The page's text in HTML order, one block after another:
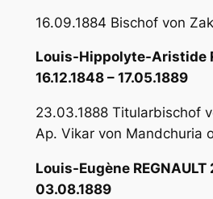
16.09.1884 Bischof von
Louis-Hippolyte-Aristide
16.12.1848 – 17.05.1889
23.03.1888 Titularbischof
Ap. Vikar von Mandchuria
Louis-Eugène REGNAULT
03.08.1889